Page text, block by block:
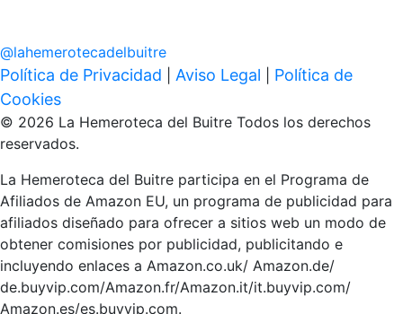
@lahemerotecadelbuitre
Política de Privacidad Aviso Legal
Política de
Cookies
© 2026 La Hemeroteca del Buitre Todos los derechos
reservados.
La Hemeroteca del Buitre participa en el Programa de
Afiliados de Amazon EU, un programa de publicidad para
afiliados diseñado para ofrecer a sitios web un modo de
obtener comisiones por publicidad, publicitando e
incluyendo enlaces a Amazon.co.uk/ Amazon.de/
de.buyvip.com/Amazon.fr/Amazon.it/it.buyvip.com/
Amazon.es/es.buyvip.com.